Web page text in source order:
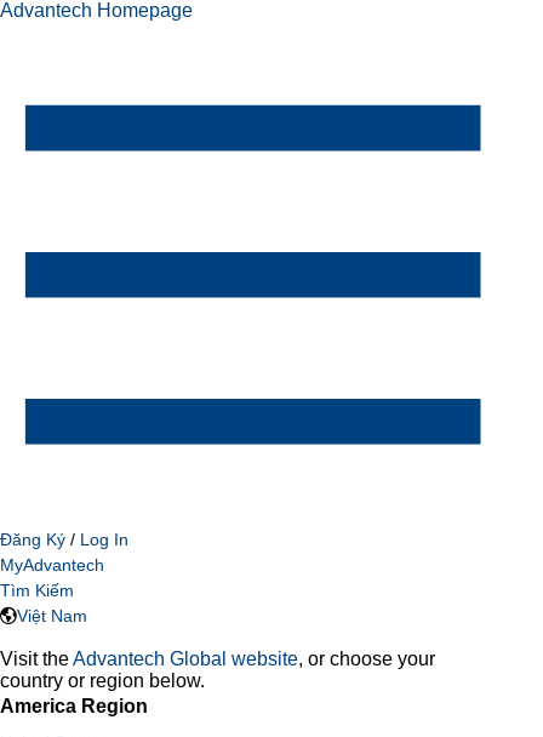
Advantech Homepage
Đăng Ký / Log In
MyAdvantech
Tìm Kiếm
Việt Nam
Visit theAdvantech Global website, or choose your
country or region below.
America Region